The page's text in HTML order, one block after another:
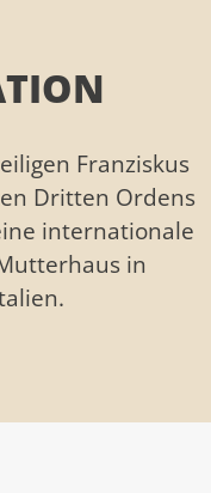
Franziskus
Dritten Ordens
internationale
in